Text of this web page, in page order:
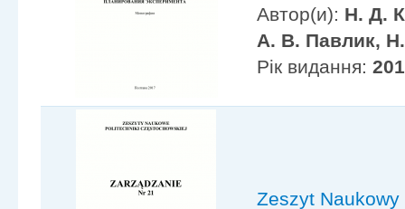
Автор(и): Н. Д.
А. В. Павлик,
Рік видання:
Zeszyt Naukowy